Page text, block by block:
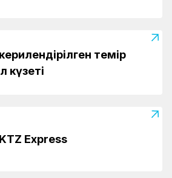
темір
күзеті
KTZ Express